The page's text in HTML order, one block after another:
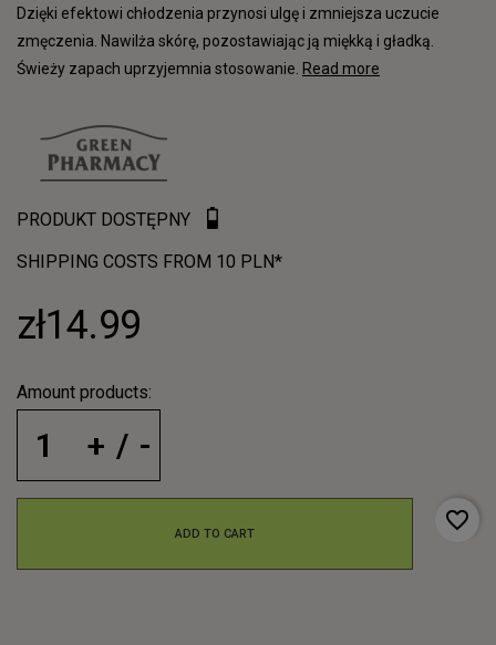
Dzięki efektowi chłodzenia przynosi ulgę i zmniejsza uczucie
zmęczenia. Nawilża skórę, pozostawiając ją miękką i gładką.
Świeży zapach uprzyjemnia stosowanie. Read more
PRODUKT DOSTĘPNY
SHIPPING COSTS FROM 10 PLN*
zł14.99
Amount products:
ADD TO CART
favorite_border